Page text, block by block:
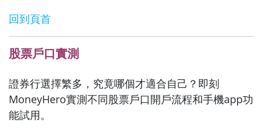
回到頁首
股票戶口實測
證券行選擇繁多，究竟哪個才適合自己？即刻
MoneyHero實測不同股票戶口開戶流程和手機app功
能試用。